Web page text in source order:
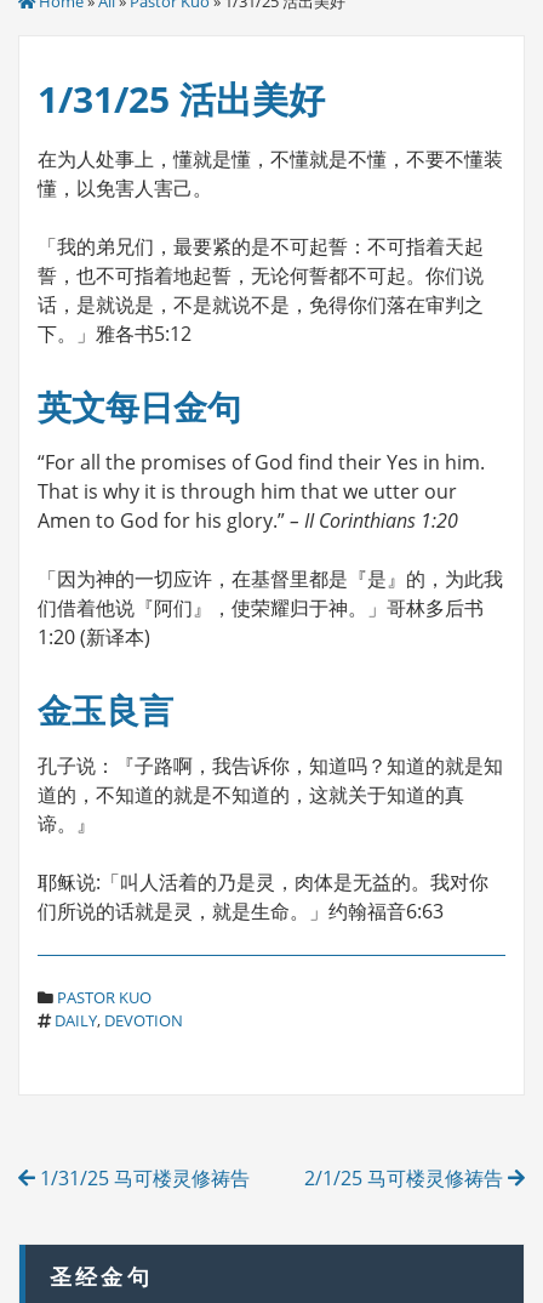
1/31/25 活出美好
在为人处事上，懂就是懂，不懂就是不懂，不要不懂装
懂，以免害人害己。
「我的弟兄们，最要紧的是不可起誓：不可指着天起
誓，也不可指着地起誓，无论何誓都不可起。你们说
话，是就说是，不是就说不是，免得你们落在审判之
下。」雅各书5:12
英文每日金句
“For all the promises of God find their Yes in him.
That is why it is through him that we utter our
Amen to God for his glory.”– II Corinthians 1:20
「因为神的一切应许，在基督里都是『是』的，为此我
们借着他说『阿们』，使荣耀归于神。」哥林多后书
1:20 (新译本)
金玉良言
孔子说：『子路啊，我告诉你，知道吗？知道的就是知
道的，不知道的就是不知道的，这就关于知道的真
谛。』
耶稣说:「叫人活着的乃是灵，肉体是无益的。我对你
们所说的话就是灵，就是生命。」约翰福音6:63
C
A
E
PASTOR KUO
T
DAILY, DEVOTION
Post
1/31/25 马可楼灵修祷告 2/1/25 马可楼灵修祷告
圣经金句